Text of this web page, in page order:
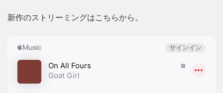
新作のストリーミングはこちらから。